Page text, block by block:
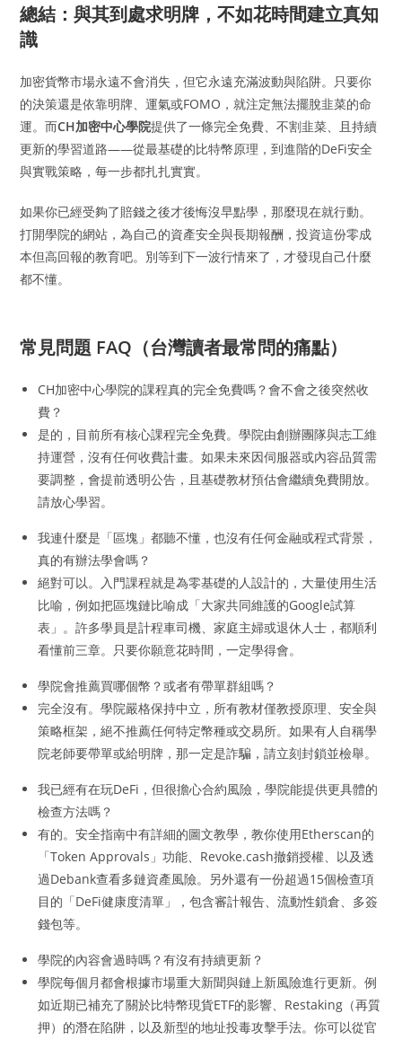
總結：與其到處求明牌，不如花時間建立真知
識
加密貨幣市場永遠不會消失，但它永遠充滿波動與陷阱。只要你
的決策還是依靠明牌、運氣或FOMO，就注定無法擺脫韭菜的命
運。而CH加密中心學院提供了一條完全免費、不割韭菜、且持續
更新的學習道路——從最基礎的比特幣原理，到進階的DeFi安全
與實戰策略，每一步都扎扎實實。
如果你已經受夠了賠錢之後才後悔沒早點學，那麼現在就行動。
打開學院的網站，為自己的資產安全與長期報酬，投資這份零成
本但高回報的教育吧。別等到下一波行情來了，才發現自己什麼
都不懂。
常見問題 FAQ（台灣讀者最常問的痛點）
CH加密中心學院的課程真的完全免費嗎？會不會之後突然收
費？
是的，目前所有核心課程完全免費。學院由創辦團隊與志工維
持運營，沒有任何收費計畫。如果未來因伺服器或內容品質需
要調整，會提前透明公告，且基礎教材預估會繼續免費開放。
請放心學習。
我連什麼是「區塊」都聽不懂，也沒有任何金融或程式背景，
真的有辦法學會嗎？
絕對可以。入門課程就是為零基礎的人設計的，大量使用生活
比喻，例如把區塊鏈比喻成「大家共同維護的Google試算
表」。許多學員是計程車司機、家庭主婦或退休人士，都順利
看懂前三章。只要你願意花時間，一定學得會。
學院會推薦買哪個幣？或者有帶單群組嗎？
完全沒有。學院嚴格保持中立，所有教材僅教授原理、安全與
策略框架，絕不推薦任何特定幣種或交易所。如果有人自稱學
院老師要帶單或給明牌，那一定是詐騙，請立刻封鎖並檢舉。
我已經有在玩DeFi，但很擔心合約風險，學院能提供更具體的
檢查方法嗎？
有的。安全指南中有詳細的圖文教學，教你使用Etherscan的
「Token Approvals」功能、Revoke.cash撤銷授權、以及透
過Debank查看多鏈資產風險。另外還有一份超過15個檢查項
目的「DeFi健康度清單」，包含審計報告、流動性鎖倉、多簽
錢包等。
學院的內容會過時嗎？有沒有持續更新？
學院每個月都會根據市場重大新聞與鏈上新風險進行更新。例
如近期已補充了關於比特幣現貨ETF的影響、Restaking（再質
押）的潛在陷阱，以及新型的地址投毒攻擊手法。你可以從官